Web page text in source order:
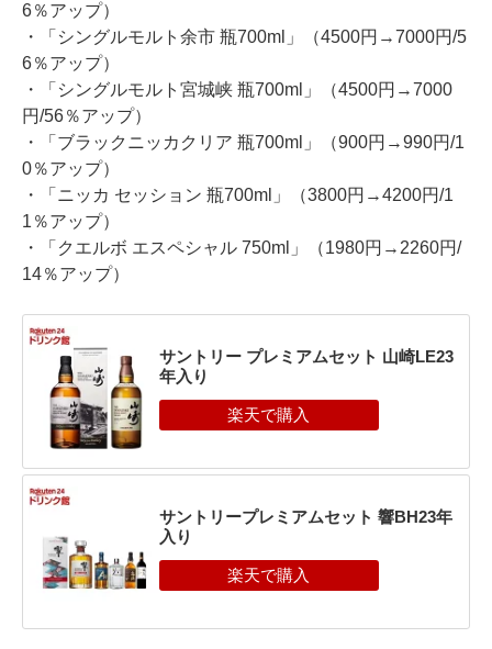
6％アップ）
・「シングルモルト余市 瓶700ml」（4500円→7000円/5
6％アップ）
・「シングルモルト宮城峡 瓶700ml」（4500円→7000
円/56％アップ）
・「ブラックニッカクリア 瓶700ml」（900円→990円/1
0％アップ）
・「ニッカ セッション 瓶700ml」（3800円→4200円/1
1％アップ）
・「クエルボ エスペシャル 750ml」（1980円→2260円/
14％アップ）
サントリー プレミアムセット 山崎LE23
年入り
サントリープレミアムセット 響BH23年
入り